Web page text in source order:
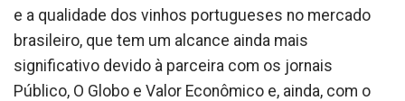
e a qualidade dos vinhos portugueses no mercado
brasileiro, que tem um alcance ainda mais
significativo devido à parceira com os jornais
Público, O Globo e Valor Econômico e, ainda, com o